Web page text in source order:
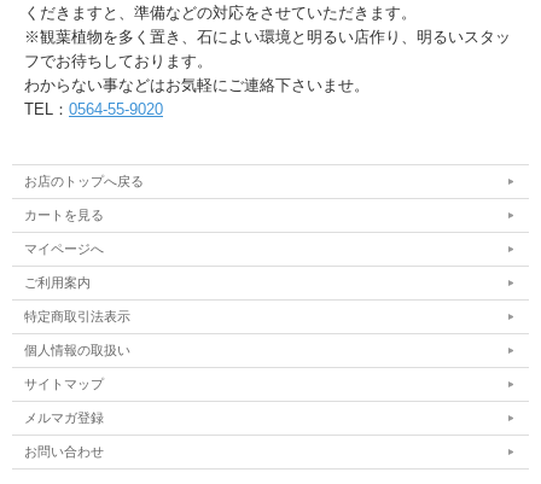
くだきますと、準備などの対応をさせていただきます。
※観葉植物を多く置き、石によい環境と明るい店作り、明るいスタッ
フでお待ちしております。
わからない事などはお気軽にご連絡下さいませ。
TEL： 0564-55-9020
お店のトップへ戻る
カートを見る
マイページへ
ご利用案内
特定商取引法表示
個人情報の取扱い
サイトマップ
メルマガ登録
お問い合わせ